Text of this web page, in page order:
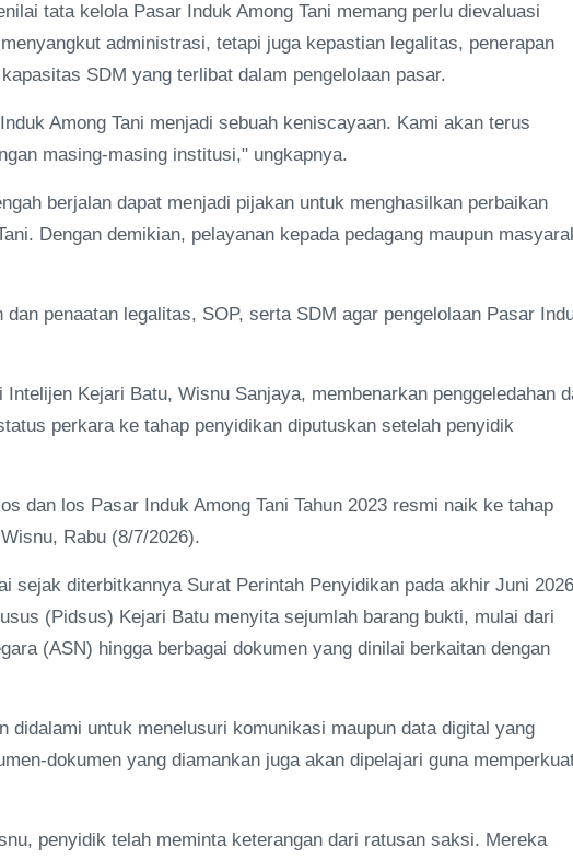
tata kelola Pasar Induk Among Tani memang perlu dievaluasi
administrasi, tetapi juga kepastian legalitas, penerapan
SDM yang terlibat dalam pengelolaan pasar.
Among Tani menjadi sebuah keniscayaan. Kami akan terus
masing-masing institusi," ungkapnya.
berjalan dapat menjadi pijakan untuk menghasilkan perbaikan
Dengan demikian, pelayanan kepada pedagang maupun
penaatan legalitas, SOP, serta SDM agar pengelolaan Pasar
Kejari Batu, Wisnu Sanjaya, membenarkan penggeledahan
perkara ke tahap penyidikan diputuskan setelah penyidik
dan los Pasar Induk Among Tani Tahun 2023 resmi naik ke tahap
Rabu (8/7/2026).
sejak diterbitkannya Surat Perintah Penyidikan pada akhir Juni
(Pidsus) Kejari Batu menyita sejumlah barang bukti, mulai dari
(ASN) hingga berbagai dokumen yang dinilai berkaitan dengan
didalami untuk menelusuri komunikasi maupun data digital yang
dokumen yang diamankan juga akan dipelajari guna
penyidik telah meminta keterangan dari ratusan saksi. Mereka